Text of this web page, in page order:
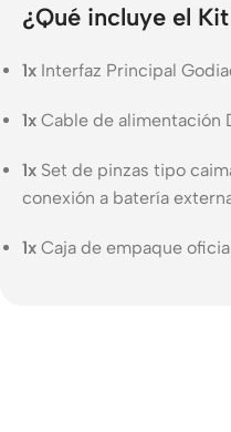
¿Qué incluye el
1x Interfaz Principal
1x Cable de alimentación
1x Set de pinzas tipo
conexión a batería
1x Caja de empaque